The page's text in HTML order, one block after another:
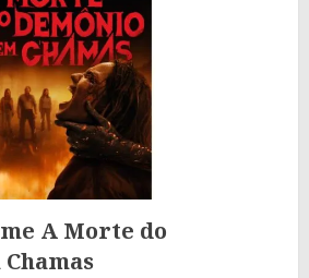
A Morte do